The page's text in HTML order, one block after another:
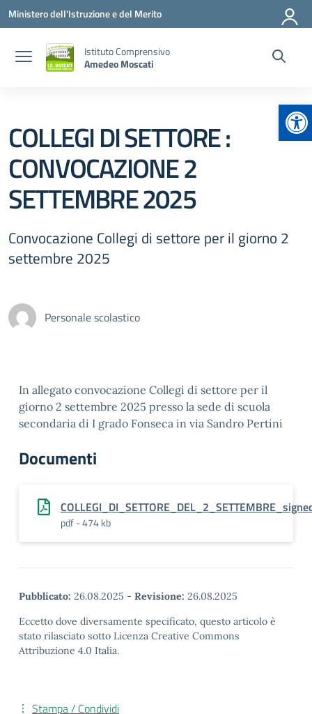
Vai ai contenuti
Vai al menu di navigazione
Vai al footer
Ministero dell'Istruzione e del Merito
Istituto Comprensivo
Amedeo Moscati
COLLEGI DI SETTORE :
CONVOCAZIONE 2
SETTEMBRE 2025
Convocazione Collegi di settore per il giorno 2
settembre 2025
Personale scolastico
In allegato convocazione Collegi di settore per il
giorno 2 settembre 2025 presso la sede di scuola
secondaria di I grado Fonseca in via Sandro Pertini
Documenti
pdf - 474 kb
Pubblicato: 26.08.2025 - Revisione: 26.08.2025
Eccetto dove diversamente specificato, questo articolo è
stato rilasciato sotto Licenza Creative Commons
Attribuzione 4.0 Italia.
Stampa / Condividi